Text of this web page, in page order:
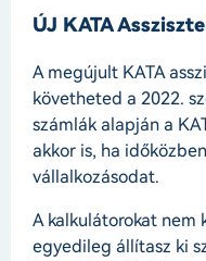
ÚJ KATA
A megújult KATA
követheted a 2022.
számlák alapján a
akkor is, ha
vállalkozásodat.
A kalkulátorokat nem
egyedileg állítasz ki